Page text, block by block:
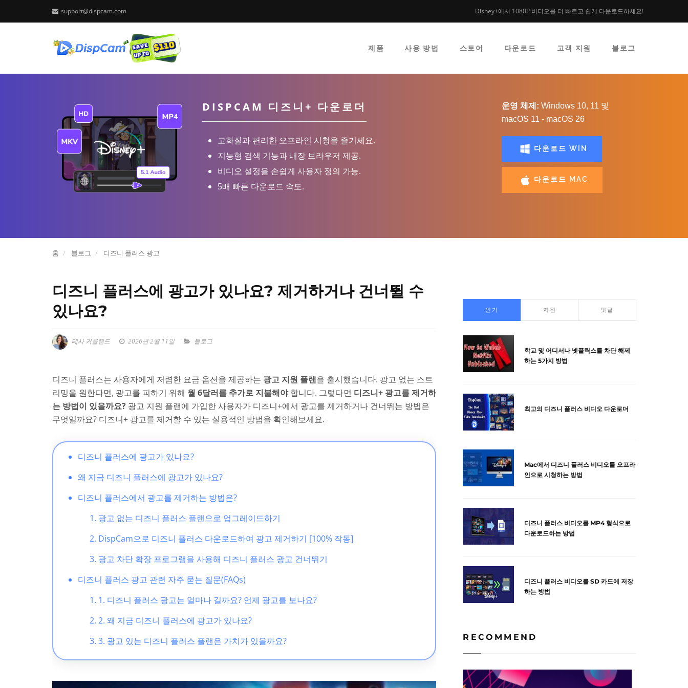
support@dispcam.com Disney+에서 1080P 비디오를 더 빠르고 쉽게 다운로드하세요!
제품 사용 방법 스토어 다운로드 고객 지원 블로그
DISPCAM 디즈니+ 다운로더
고화질과 편리한 오프라인 시청을 즐기세요.
지능형 검색 기능과 내장 브라우저 제공.
비디오 설정을 손쉽게 사용자 정의 가능.
5배 빠른 다운로드 속도.
운영 체제: Windows 10, 11 및
macOS 11 - macOS 26
다운로드 WIN
다운로드 MAC
홈 블로그 디즈니 플러스 광고
디즈니 플러스에 광고가 있나요? 제거하거나 건너뛸 수
있나요?
테사 커클랜드 2026년 2월 11일 블로그
디즈니 플러스는 사용자에게 저렴한 요금 옵션을 제공하는 광고 지원 플랜을 출시했습니다. 광고 없는 스트
리밍을 원한다면, 광고를 피하기 위해 월 6달러를 추가로 지불해야합니다. 그렇다면 디즈니+ 광고를 제거하
는 방법이 있을까요? 광고 지원 플랜에 가입한 사용자가 디즈니+에서 광고를 제거하거나 건너뛰는 방법은
무엇일까요? 디즈니+ 광고를 제거할 수 있는 실용적인 방법을 확인해보세요.
디즈니 플러스에 광고가 있나요?
왜 지금 디즈니 플러스에 광고가 있나요?
디즈니 플러스에서 광고를 제거하는 방법은?
광고 없는 디즈니 플러스 플랜으로 업그레이드하기
DispCam으로 디즈니 플러스 다운로드하여 광고 제거하기 [100% 작동]
광고 차단 확장 프로그램을 사용해 디즈니 플러스 광고 건너뛰기
디즈니 플러스 광고 관련 자주 묻는 질문(FAQs)
1. 디즈니 플러스 광고는 얼마나 길까요? 언제 광고를 보나요?
2. 왜 지금 디즈니 플러스에 광고가 있나요?
3. 광고 있는 디즈니 플러스 플랜은 가치가 있을까요?
인기 지원 댓글
학교 및 어디서나 넷플릭스를 차단 해제
하는 5가지 방법
최고의 디즈니 플러스 비디오 다운로더
Mac에서 디즈니 플러스 비디오를 오프라
인으로 시청하는 방법
디즈니 플러스 비디오를 MP4 형식으로
다운로드하는 방법
디즈니 플러스 비디오를 SD 카드에 저장
하는 방법
RECOMMEND